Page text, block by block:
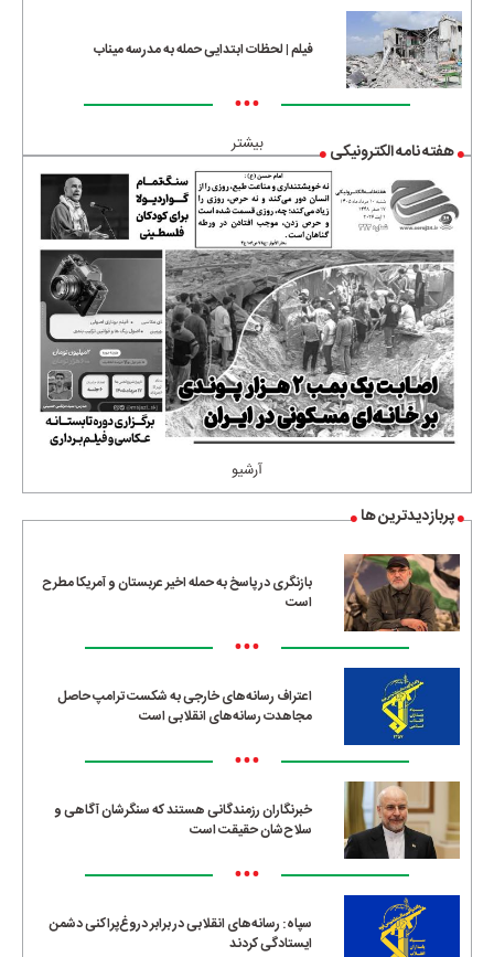
فیلم | لحظات ابتدایی حمله به مدرسه میناب
•••
بیشتر هفته نامه الکترونیکی
آرشیو
پربازدیدترین ها
بازنگری در پاسخ به حمله اخیر عربستان و آمریکا مطرح
است
•••
اعتراف رسانه‌های خارجی به شکست ترامپ حاصل
مجاهدت رسانه‌های انقلابی است
•••
خبرنگاران رزمندگانی هستند که سنگرشان آگاهی و
سلاح‌شان حقیقت است
•••
سپاه: رسانه‌های انقلابی در برابر دروغ‌پراکنی دشمن
ایستادگی کردند